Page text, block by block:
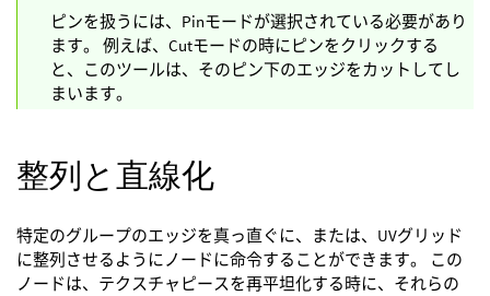
ピンを扱うには、Pinモードが選択されている必要があり
ます。 例えば、Cutモードの時にピンをクリックする
と、このツールは、そのピン下のエッジをカットしてし
まいます。
整列と直線化
特定のグループのエッジを真っ直ぐに、または、UVグリッド
に整列させるようにノードに命令することができます。 この
ノードは、テクスチャピースを再平坦化する時に、それらの